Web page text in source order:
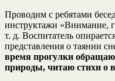
Проводим с ребятами
инструктажи «Внимание,
т. д. Воспитатель
представления о таянии
время прогулки обращаю
природы, читаю стихи о